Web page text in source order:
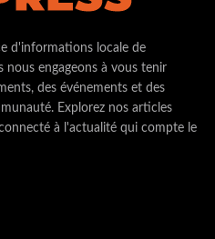
d'informations locale de
engageons à vous tenir
des événements et des
Explorez nos articles
à l'actualité qui compte le